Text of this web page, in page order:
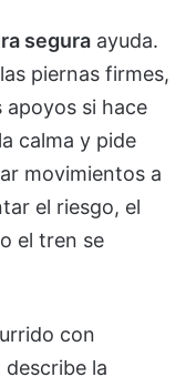
segura ayuda.
piernas firmes,
apoyos si hace
calma y pide
movimientos a
el riesgo, el
el tren se
con
describe la